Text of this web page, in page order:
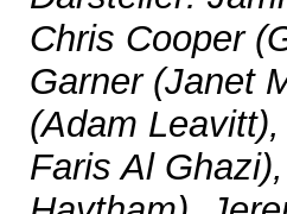
Chris Cooper
Garner (Janet
(Adam
Faris Al